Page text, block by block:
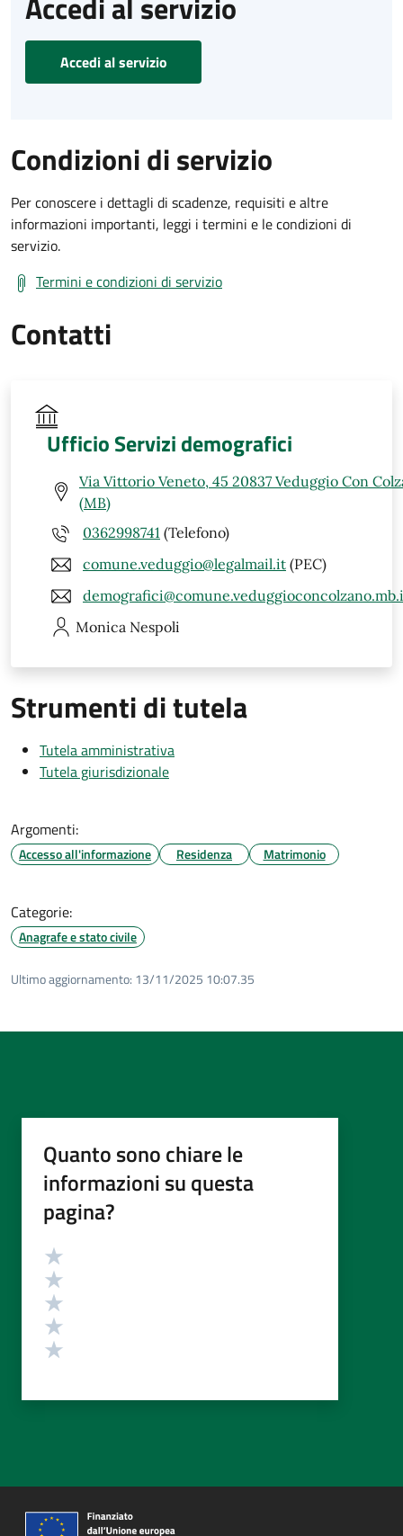
Accedi al servizio
Condizioni di servizio
Per conoscere i dettagli di scadenze, requisiti e altre
informazioni importanti, leggi i termini e le condizioni di
servizio.
Termini e condizioni di servizio
Contatti
Ufficio Servizi demografici
Via Vittorio Veneto, 45 20837 Veduggio Con
(MB)
0362998741 (Telefono)
comune.veduggio@legalmail.it (PEC)
Monica Nespoli
Strumenti di tutela
Tutela amministrativa
Tutela giurisdizionale
Argomenti:
Accesso all'informazione Residenza Matrimonio
Categorie:
Anagrafe e stato civile
Ultimo aggiornamento: 13/11/2025 10:07.35
Quanto sono chiare le
informazioni su questa
pagina?
Valutazione